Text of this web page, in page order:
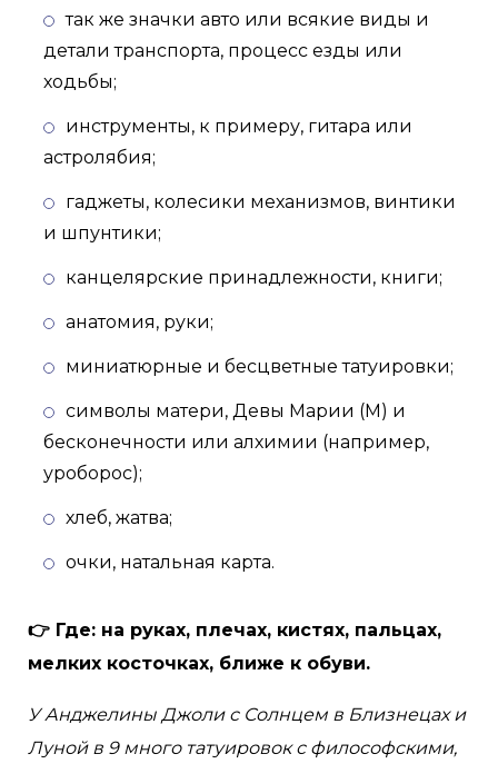
так же значки авто или всякие виды и
детали транспорта, процесс езды или
ходьбы;
инструменты, к примеру, гитара или
астролябия;
гаджеты, колесики механизмов, винтики
и шпунтики;
канцелярские принадлежности, книги;
анатомия, руки;
миниатюрные и бесцветные татуировки;
символы матери, Девы Марии (М) и
бесконечности или алхимии (например,
уроборос);
хлеб, жатва;
очки, натальная карта.
👉 Где: на руках, плечах, кистях, пальцах,
мелких косточках, ближе к обуви.
У Анджелины Джоли с Солнцем в Близнецах и
Луной в 9 много татуировок с философскими,